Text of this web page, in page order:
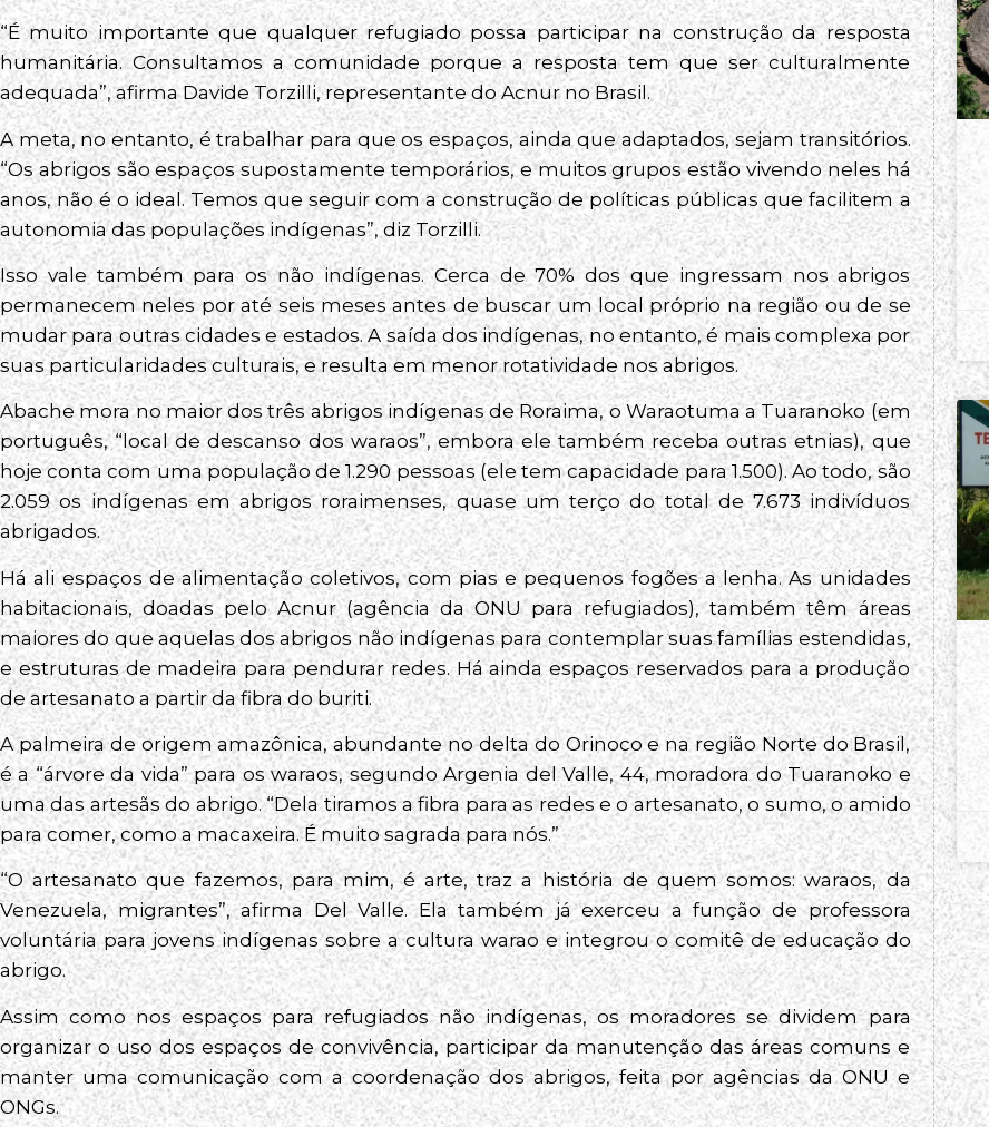
“É muito importante que qualquer refugiado possa participar na construção da resposta
humanitária. Consultamos a comunidade porque a resposta tem que ser culturalmente
adequada”, afirma Davide Torzilli, representante do Acnur no Brasil.
A meta, no entanto, é trabalhar para que os espaços, ainda que adaptados, sejam transitórios.
“Os abrigos são espaços supostamente temporários, e muitos grupos estão vivendo neles há
anos, não é o ideal. Temos que seguir com a construção de políticas públicas que facilitem a
autonomia das populações indígenas”, diz Torzilli.
Isso vale também para os não indígenas. Cerca de 70% dos que ingressam nos abrigos
permanecem neles por até seis meses antes de buscar um local próprio na região ou de se
mudar para outras cidades e estados. A saída dos indígenas, no entanto, é mais complexa por
suas particularidades culturais, e resulta em menor rotatividade nos abrigos.
Abache mora no maior dos três abrigos indígenas de Roraima, o Waraotuma a Tuaranoko (em
português, “local de descanso dos waraos”, embora ele também receba outras etnias), que
hoje conta com uma população de 1.290 pessoas (ele tem capacidade para 1.500). Ao todo, são
2.059 os indígenas em abrigos roraimenses, quase um terço do total de 7.673 indivíduos
abrigados.
Há ali espaços de alimentação coletivos, com pias e pequenos fogões a lenha. As unidades
habitacionais, doadas pelo Acnur (agência da ONU para refugiados), também têm áreas
maiores do que aquelas dos abrigos não indígenas para contemplar suas famílias estendidas,
e estruturas de madeira para pendurar redes. Há ainda espaços reservados para a produção
de artesanato a partir da fibra do buriti.
A palmeira de origem amazônica, abundante no delta do Orinoco e na região Norte do Brasil,
é a “árvore da vida” para os waraos, segundo Argenia del Valle, 44, moradora do Tuaranoko e
uma das artesãs do abrigo. “Dela tiramos a fibra para as redes e o artesanato, o sumo, o amido
para comer, como a macaxeira. É muito sagrada para nós.”
“O artesanato que fazemos, para mim, é arte, traz a história de quem somos: waraos, da
Venezuela, migrantes”, afirma Del Valle. Ela também já exerceu a função de professora
voluntária para jovens indígenas sobre a cultura warao e integrou o comitê de educação do
abrigo.
Assim como nos espaços para refugiados não indígenas, os moradores se dividem para
organizar o uso dos espaços de convivência, participar da manutenção das áreas comuns e
manter uma comunicação com a coordenação dos abrigos, feita por agências da ONU e
ONGs.